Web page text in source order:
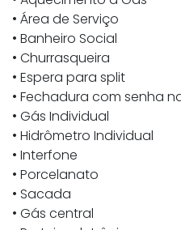
• Área de Serviço
• Banheiro Social
• Churrasqueira
• Espera para split
• Fechadura com senha
• Gás Individual
• Hidrômetro Individual
• Interfone
• Porcelanato
• Sacada
• Gás central